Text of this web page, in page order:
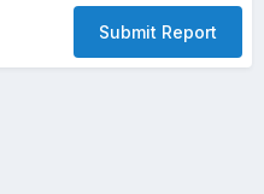
Submit Report